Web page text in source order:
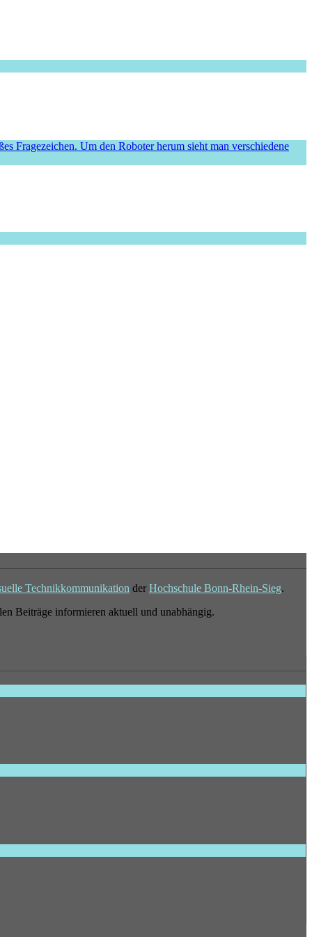
Technikkommunikation der Hochschule Bonn-Rhein-Sieg.
Beiträge informieren aktuell und unabhängig.